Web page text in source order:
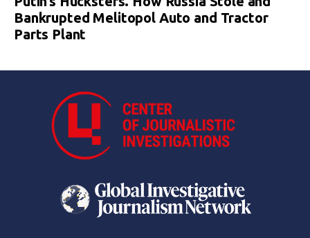
Bankrupted Melitopol Auto and Tractor
Parts Plant